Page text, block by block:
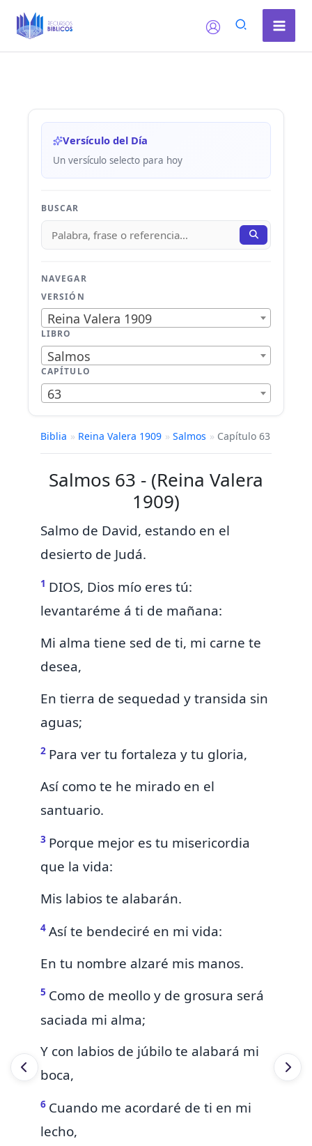
Versículo del Día
Un versículo selecto para hoy
BUSCAR
NAVEGAR
VERSIÓN
Reina Valera 1909
LIBRO
Salmos
CAPÍTULO
63
Biblia » Reina Valera 1909 » Salmos » Capítulo 63
Salmos 63 - (Reina Valera
1909)
Salmo de David, estando en el
desierto de Judá.
1 DIOS, Dios mío eres tú:
levantaréme á ti de mañana:
Mi alma tiene sed de ti, mi carne te
desea,
En tierra de sequedad y transida sin
aguas;
2 Para vertu fortaleza y tu gloria,
Así como te he mirado en el
santuario.
3 Porque mejor es tu misericordia
que la vida:
Mis labios te alabarán.
4 Asíte bendeciré en mi vida:
En tu nombre alzaré mis manos.
5 Como de meollo y de grosura será
saciada mi alma;
Y con labios de júbilo te alabará mi
boca,
6 Cuando me acordaré de ti en mi
lecho,